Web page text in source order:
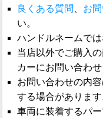
良くある質問
お
い。
ハンドルネームで
当店以外でご購入
カーにお問い合わせ
お問い合わせの内
する場合があります
車両に装着するパ